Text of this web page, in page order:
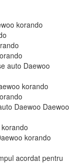
korando
auto Daewoo
korando
Daewoo Daewoo
korando
acordat pentru